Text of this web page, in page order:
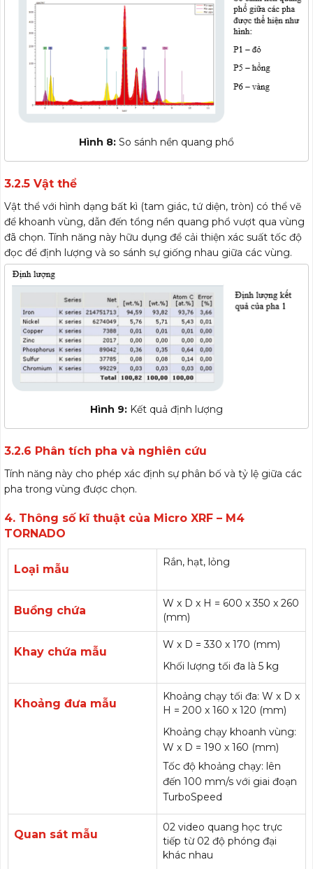
Hình 8: So sánh nền quang phổ
3.2.5 Vật thể
Vật thể với hình dạng bất kì (tam giác, tứ diện, tròn) có thể vẽ
để khoanh vùng, dẫn đến tổng nền quang phổ vượt qua vùng
đã chọn. Tính năng này hữu dụng để cải thiện xác suất tốc độ
đọc để định lượng và so sánh sự giống nhau giữa các vùng.
Hình 9: Kết quả định lượng
3.2.6 Phân tích pha và nghiên cứu
Tính năng này cho phép xác định sự phân bố và tỷ lệ giữa các
pha trong vùng được chọn.
4. Thông số kĩ thuật của Micro XRF – M4
TORNADO
Loại mẫu
Rắn, hạt, lỏng
Buồng chứa
W x D x H = 600 x 350 x 260
(mm)
Khay chứa mẫu
W x D = 330 x 170 (mm)
Khối lượng tối đa là 5 kg
Khoảng đưa mẫu
Khoảng chạy tối đa: W x D x
H = 200 x 160 x 120 (mm)
Khoảng chạy khoanh vùng:
W x D = 190 x 160 (mm)
Tốc độ khoảng chạy: lên
đến 100 mm/s với giai đoạn
TurboSpeed
Quan sát mẫu
02 video quang học trực
tiếp từ 02 độ phóng đại
khác nhau